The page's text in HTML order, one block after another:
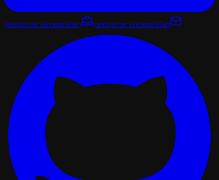
(ανοίγει σε νέα καρτέλα) (ανοίγει σε νέα καρτέλα)